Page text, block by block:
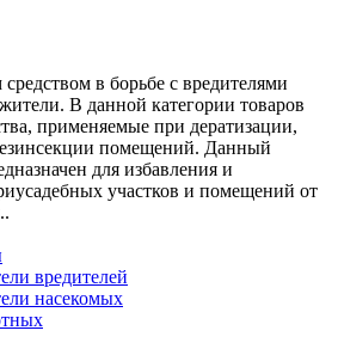
в борьбе с вредителями
В данной категории товаров
применяемые при дератизации,
помещений. Данный
для избавления и
участков и помещений от
вредителей
насекомых